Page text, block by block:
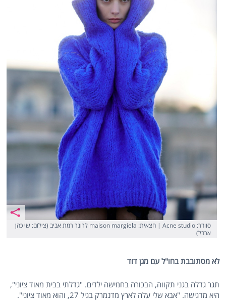
סוודר: Acne studio | חצאית: maison margiela לרונר רמת אביב (צילום: שי כהן
ארבל)
לא מסתובבת בחו"ל עם מגן דוד
תגר גדלה בגני תקווה, הבכורה בחמישה ילדים. "גדלתי בבית מאוד ציוני",
היא מדגישה. "אבא שלי עלה לארץ מדנמרק בגיל 27, והוא מאוד ציוני".